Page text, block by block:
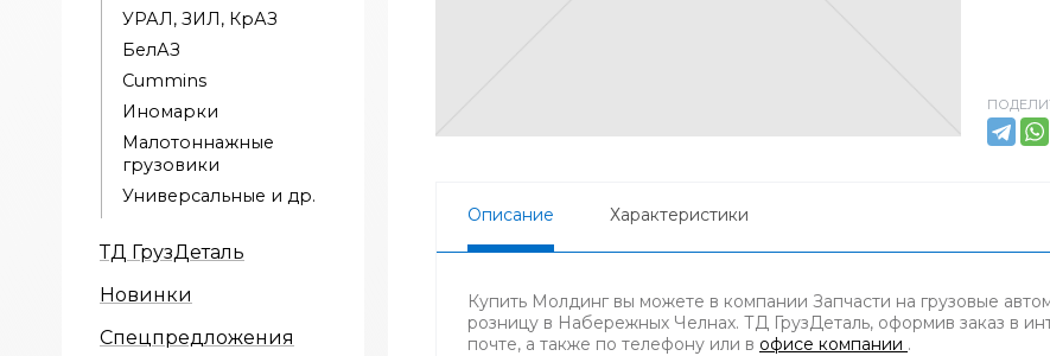
УРАЛ, ЗИЛ, КрАЗ
БелАЗ
Cummins
Иномарки
Малотоннажные
грузовики
Универсальные и др.
ТД ГрузДеталь
Новинки
Спецпредложения
Описание Характеристики
Купить Молдинг вы можете в компании Запчасти на грузовые
розницу в Набережных Челнах. ТД ГрузДеталь, оформив заказ в
почте, а также по телефону или в офисе компании .